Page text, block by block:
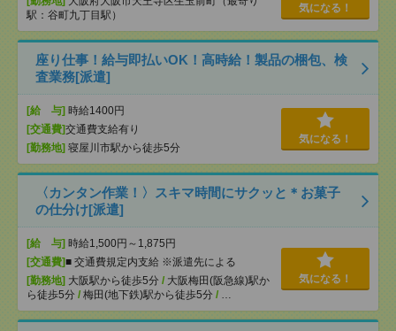
駅：谷町九丁目駅）
気になる！
座り仕事！給与即払いOK！高時給！製品の梱包、検
査業務[派遣]
[給 与] 時給1400円
[交通費]交通費支給有り
[勤務地] 寝屋川市駅から徒歩5分
気になる！
〈カンタン作業！〉スキマ時間にサクッと＊お菓子
の仕分け[派遣]
[給 与] 時給1,500円～1,875円
[交通費]■ 交通費規定内支給 ※派遣先による
[勤務地] 大阪駅から徒歩5分 / 大阪梅田(阪急線)駅か
ら徒歩5分 / 梅田(地下鉄)駅から徒歩5分 / …
気になる！